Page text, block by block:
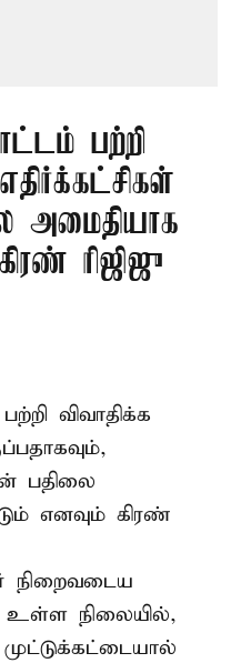
பற்றி
அமைதியாக
ரிஜிஜு
விவாதிக்க
பதிலை
எனவும் கிரண்
நிறைவடைய
உள்ள நிலையில்,